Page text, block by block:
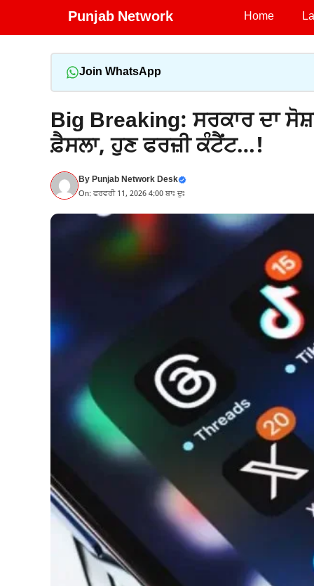
Punjab Network Home
Join WhatsApp
Big Breaking: ਸਰਕਾਰ ਦਾ
ਫ਼ੈਸਲਾ, ਹੁਣ ਫਰਜ਼ੀ ਕੰਟੈਂਟ…!
ByPunjab Network Desk
On: ਫਰਵਰੀ 11, 2026 4:00 ਬਾਃ ਦੁਃ